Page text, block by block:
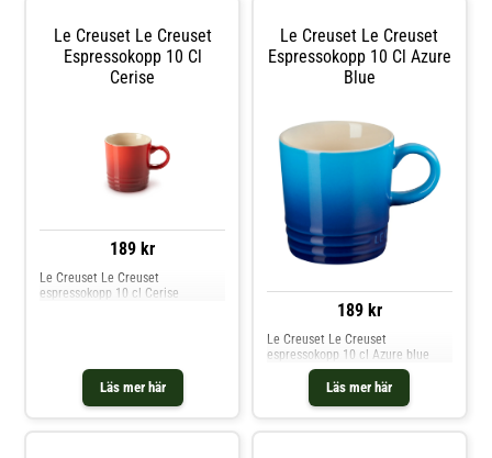
Le Creuset Le Creuset
Espressokopp 10 Cl
Cerise
189 kr
Läs mer här
Le Creuset Le Creuset
espressokopp 10 cl Cerise
Le Creuset Le Creuset
Espressokopp 10 Cl Azure
Blue
189 kr
Läs mer här
Le Creuset Le Creuset
espressokopp 10 cl Azure blue